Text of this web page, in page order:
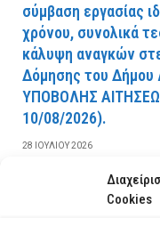
Cookies
σύμβαση εργασίας
χρόνου, συνολικά
κάλυψη αναγκών
Δόμησης του Δήμου
YΠOBOΛHΣ
10/08/2026).
28 ΙΟΥΛΊΟΥ 2026
ΔΙΑΒΆΣΤΕ ΠΕΡΙΣΣΌΤΕΡΑ